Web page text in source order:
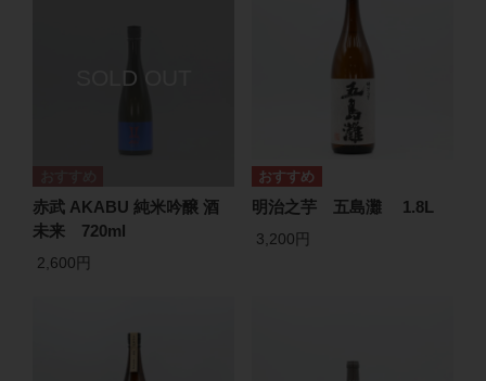
赤武 AKABU 純米吟醸 酒
未来 720ml
2,600円
明治之芋 五島灘 1.8L
3,200円